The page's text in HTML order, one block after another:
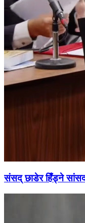
संसद् छाडेर हिँड्ने